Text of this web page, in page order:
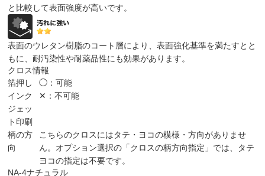
と比較して表面強度が高いです。
表面のウレタン樹脂のコート層により、表面強化基準を満たすとと
もに、耐汚染性や耐薬品性にも効果があります。
クロス情報
箔押し
◯：可能
インク
ジェッ
ト印刷
✕：不可能
柄の方
向
こちらのクロスにはタテ・ヨコの模様・方向がありませ
ん。オプション選択の「クロスの柄方向指定」では、タテ
ヨコの指定は不要です。
NA-4ナチュラル